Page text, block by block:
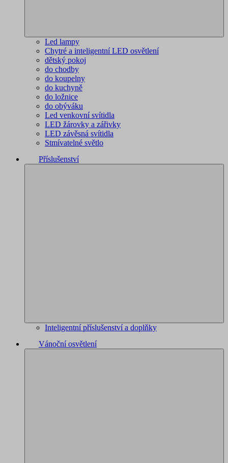
Led lampy
Chytré a inteligentní LED osvětlení
dětský pokoj
do chodby
do koupelny
do kuchyně
do ložnice
do obýváku
Led venkovní svítidla
LED žárovky a zářivky
LED závěsná svítidla
Stmívatelné světlo
Příslušenství
Inteligentní příslušenství a doplňky
Vánoční osvětlení